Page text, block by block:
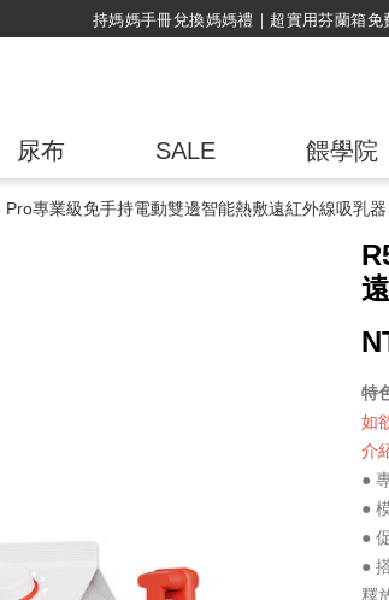
綁定LINE好友，500購物金立即折
尿布 SALE 餵學院
Pro專業級免手持電動雙邊智能熱敷遠紅外線吸乳器
特
如
介
●
●
●
●
釋